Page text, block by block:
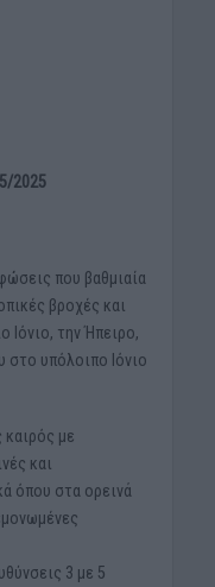
2025
που βαθμιαία
βροχές και
Ιόνιο, την Ήπειρο,
στο υπόλοιπο Ιόνιο
καιρός με
και
όπου στα ορεινά
3 με 5